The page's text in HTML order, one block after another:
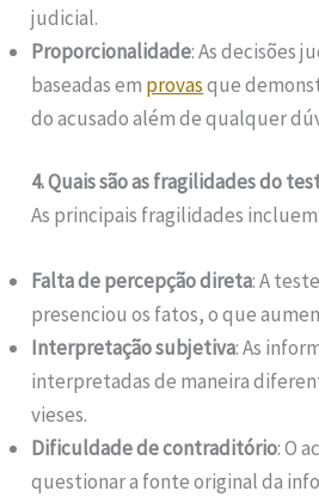
judicial.
Proporcionalidade: As decisões
baseadas em provasque
do acusado além de qualquer
4. Quais são as fragilidades do
As principais fragilidades incluem:
Falta de percepção direta: A
presenciou os fatos, o que
Interpretação subjetiva: As
interpretadas de maneira
vieses.
Dificuldade de contraditório: O
questionar a fonte original da